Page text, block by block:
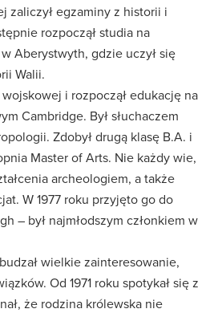
zaliczył egzaminy z historii i
rozpoczął studia na
Aberystwyth, gdzie uczył się
Walii.
i rozpoczął edukację na
Cambridge. Był słuchaczem
Zdobył drugą klasę B.A. i
Master of Arts. Nie każdy wie,
archeologiem, a także
W 1977 roku przyjęto go do
– był najmłodszym członkiem w
wielkie zainteresowanie,
Od 1971 roku spotykał się z
że rodzina królewska nie